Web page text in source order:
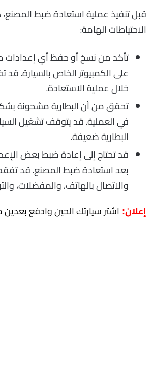
قبل تنفيذ عملية استعادة ضبط
الاحتياطات الهامة:
تأكد من نسخ أو حفظ أي
على الكمبيوتر الخاص بالسيارة. قد
خلال عملية الاستعادة.
تحقق من أن البطارية مشحونة
في العملية. قد يتوقف تشغيل
البطارية ضعيفة.
قد تحتاج إلى إعادة ضبط بعض
بعد استعادة ضبط المصنع. قد
والاتصال بالهاتف، والمفضلات،
إعلان: اشتر سيارتك الحين وادفع بعدين